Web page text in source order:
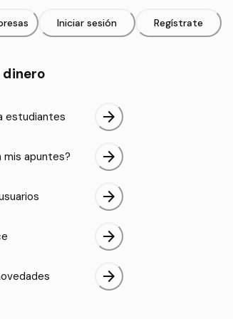
dinero
estudiantes arrow_forward
mis apuntes? arrow_forward
arrow_forward
arrow_forward
arrow_forward
Iniciar sesión Regístrate